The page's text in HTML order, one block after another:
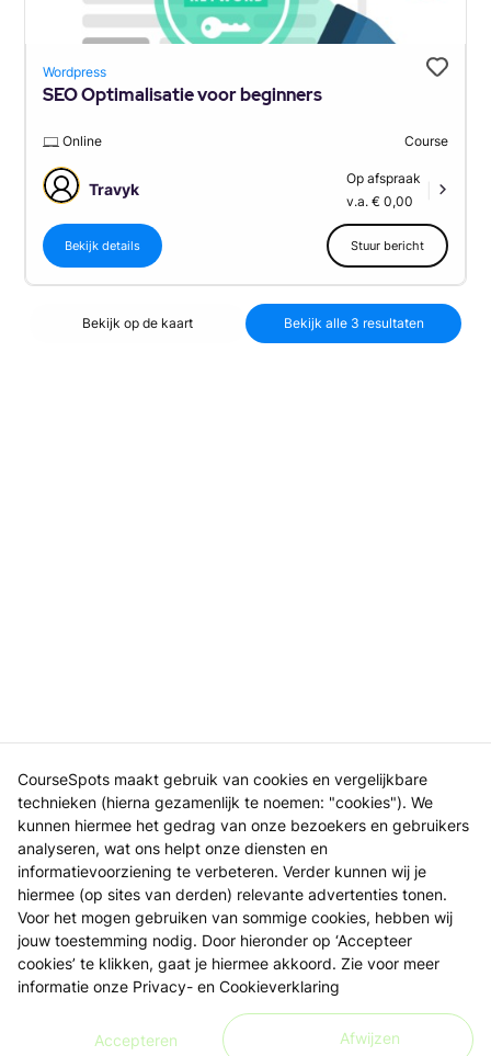
CourseSpots maakt gebruik van cookies en vergelijkbare
technieken (hierna gezamenlijk te noemen: "cookies"). We
kunnen hiermee het gedrag van onze bezoekers en gebruikers
analyseren, wat ons helpt onze diensten en
informatievoorziening te verbeteren. Verder kunnen wij je
hiermee (op sites van derden) relevante advertenties tonen.
Voor het mogen gebruiken van sommige cookies, hebben wij
jouw toestemming nodig. Door hieronder op ‘Accepteer
cookies’ te klikken, gaat je hiermee akkoord. Zie voor meer
informatie onze Privacy- en Cookieverklaring
Accepteren Afwijzen
Wordpress
SEO Optimalisatie voor beginners
Online Course
Travyk
Op afspraak
v.a. € 0,00
Bekijk details Stuur bericht
Bekijk op de kaart Bekijk alle 3 resultaten